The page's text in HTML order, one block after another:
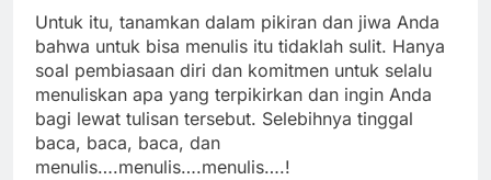
Untuk itu, tanamkan dalam pikiran dan jiwa Anda
bahwa untuk bisa menulis itu tidaklah sulit. Hanya
soal pembiasaan diri dan komitmen untuk selalu
menuliskan apa yang terpikirkan dan ingin Anda
bagi lewat tulisan tersebut. Selebihnya tinggal
baca, baca, baca, dan
menulis….menulis….menulis….!